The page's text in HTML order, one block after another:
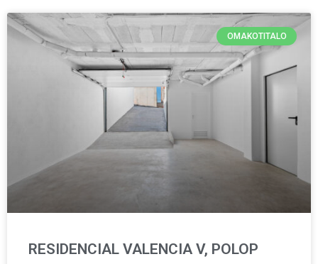
OMAKOTITALO
RESIDENCIAL VALENCIA V, POLOP